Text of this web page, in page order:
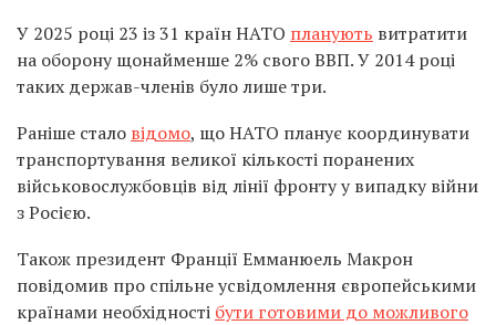
У 2025 році 23 із 31 країн НАТО планують витратити
на оборону щонайменше 2% свого ВВП. У 2014 році
таких держав-членів було лише три.
Раніше стало відомо, що НАТО планує координувати
транспортування великої кількості поранених
військовослужбовців від лінії фронту у випадку війни
з Росією.
Також президент Франції Емманюель Макрон
повідомив про спільне усвідомлення європейськими
країнами необхідності бути готовими до можливого